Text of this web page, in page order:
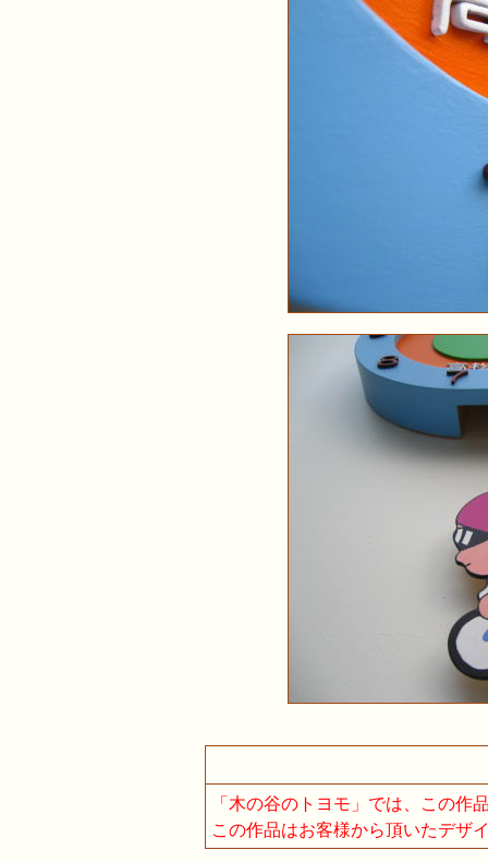
「木の谷のトヨモ」では、この作
この作品はお客様から頂いたデザ